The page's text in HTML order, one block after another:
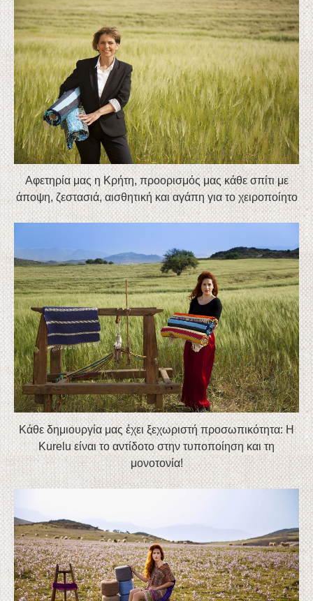
Αφετηρία μας η Κρήτη, προορισμός μας κάθε σπίτι με
άποψη, ζεστασιά, αισθητική και αγάπη για το χειροποίητο
Κάθε δημιουργία μας έχει ξεχωριστή προσωπικότητα: Η
Kurelu είναι το αντίδοτο στην τυποποίηση και τη
μονοτονία!